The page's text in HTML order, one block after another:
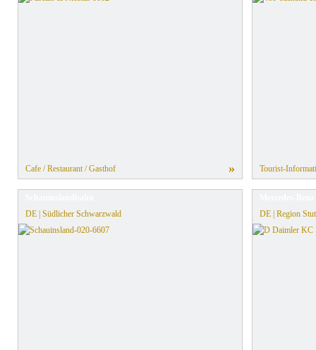
Cafe / Restaurant / Gasthof » Tourist-
DE | Südlicher Schwarzwald
DE | Region